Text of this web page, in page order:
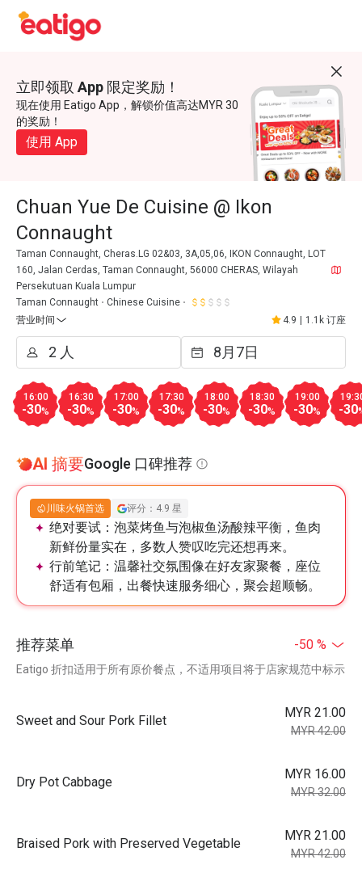
立即领取 App 限定奖励！
现在使用 Eatigo App，解锁价值高达MYR 30
的奖励！
使用 App
Chuan Yue De Cuisine @ Ikon
Connaught
Taman Connaught, Cheras.LG 02&03, 3A,05,06, IKON Connaught, LOT
160, Jalan Cerdas, Taman Connaught, 56000 CHERAS, Wilayah
Persekutuan Kuala Lumpur
Taman Connaught
Chinese Cuisine
营业时间
4.9 1.1k 订座
16:00
-30%
16:30
-30%
17:00
-30%
17:30
-30%
18:00
-30%
18:30
-30%
19:00
-30% -30
AI 摘要Google 口碑推荐
川味火锅首选 评分：4.9 星
绝对要试： 泡菜烤鱼与泡椒鱼汤酸辣平衡，鱼肉
新鲜份量实在，多数人赞叹吃完还想再来。
行前笔记： 温馨社交氛围像在好友家聚餐，座位
舒适有包厢，出餐快速服务细心，聚会超顺畅。
推荐菜单 -50 %
Eatigo 折扣适用于所有原价餐点，不适用项目将于店家规范中标示
Sweet and Sour Pork Fillet
MYR 21.00
MYR 42.00
Dry Pot Cabbage
MYR 16.00
MYR 32.00
Braised Pork with Preserved Vegetable
MYR 21.00
MYR 42.00